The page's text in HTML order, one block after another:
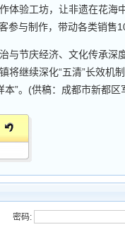
体验工坊，让非遗在花海
参与制作，带动各类销售
节庆经济、文化传承深
将继续深化“五清”长效机
”。(供稿：成都市新都区
密码: